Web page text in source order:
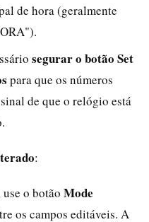
de hora (geralmente
segurar o botão Set
para que os números
de que o relógio está
:
o botão Mode
os campos editáveis. A